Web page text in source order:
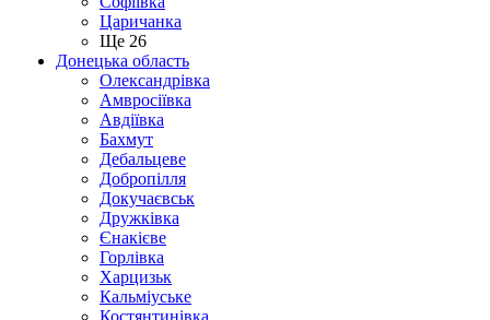
Царичанка
Ще 26
Донецька область
Олександрівка
Амвросіївка
Авдіївка
Бахмут
Дебальцеве
Добропілля
Докучаєвськ
Дружківка
Єнакієве
Горлівка
Харцизьк
Кальміуське
Костянтинівка